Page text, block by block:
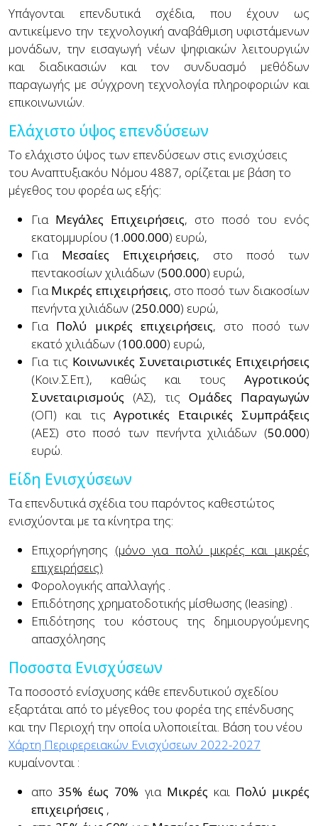
Υπάγονται επενδυτικά σχέδια, που έχουν ως
αντικείμενο την τεχνολογική αναβάθμιση υφιστάμενων
μονάδων, την εισαγωγή νέων ψηφιακών λειτουργιών
και διαδικασιών και τον συνδυασμό μεθόδων
παραγωγής με σύγχρονη τεχνολογία πληροφοριών και
επικοινωνιών.
Ελάχιστο ύψος επενδύσεων
Το ελάχιστο ύψος των επενδύσεων στις ενισχύσεις
του Αναπτυξιακόυ Νόμου 4887, ορίζεται με βάση το
μέγεθος του φορέα ως εξής:
Για Μεγάλες Επιχειρήσεις, στο ποσό του ενός
εκατομμυρίου (1.000.000) ευρώ,
Για Μεσαίες Επιχειρήσεις, στο ποσό των
πεντακοσίων χιλιάδων (500.000) ευρώ,
ΓιαΜικρές επιχειρήσεις, στο ποσό των διακοσίων
πενήντα χιλιάδων (250.000) ευρώ,
Για Πολύ μικρές επιχειρήσεις, στο ποσό των
εκατό χιλιάδων (100.000) ευρώ,
Για τις Κοινωνικές Συνεταιριστικές Επιχειρήσεις
(Κοιν.Σ.Επ.), καθώς και τους Αγροτικούς
Συνεταιρισμούς (ΑΣ), τις Ομάδες Παραγωγών
(ΟΠ) και τιςΑγροτικές Εταιρικές Συμπράξεις
(ΑΕΣ) στο ποσό των πενήντα χιλιάδων (50.000)
ευρώ.
Είδη Ενισχύσεων
Τα επενδυτικά σχέδια του παρόντος καθεστώτος
ενισχύονται με τα κίνητρα της:
Επιχορήγησης (μόνο για πολύ μικρές και μικρές
επιχειρήσεις)
Φορολογικής απαλλαγής .
Επιδότησης χρηματοδοτικής μίσθωσης (leasing) .
Επιδότησης του κόστους της δημιουργούμενης
απασχόλησης
Ποσοστα Ενισχύσεων
Τα ποσοστό ενίσχυσης κάθε επενδυτικού σχεδίου
εξαρτάται από το μέγεθος του φορέα της επένδυσης
και την Περιοχή την οποία υλοποιείται. Βάση του νέου
Χάρτη Περιφερειακών Ενισχύσεων 2022-2027
κυμαίνονται :
απο35% έως 70% για Μικρές και Πολύ μικρές
επιχειρήσεις ,